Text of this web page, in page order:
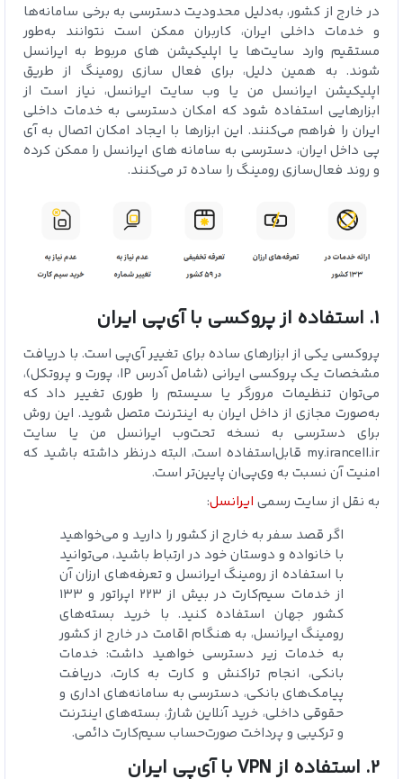
در خارج از کشور، به‌دلیل محدودیت دسترسی به برخی سامانه‌ها
و خدمات داخلی ایران، کاربران ممکن است نتوانند به‌طور
مستقیم وارد سایت‌ها یا اپلیکیشن‌ های مربوط به ایرانسل
شوند. به همین دلیل، برای فعال‌ سازی رومینگ از طریق
اپلیکیشن ایرانسل‌ من یا وب‌ سایت ایرانسل، نیاز است از
ابزارهایی استفاده شود که امکان دسترسی به خدمات داخلی
ایران را فراهم می‌کنند. این ابزارها با ایجاد امکان اتصال به آی‌
پی داخل ایران، دسترسی به سامانه‌ های ایرانسل را ممکن کرده
و روند فعال‌سازی رومینگ را ساده‌ تر می‌کنند.
1. استفاده از پروکسی با آی‌پی ایران
پروکسی یکی از ابزارهای ساده برای تغییر آی‌پی است. با دریافت
مشخصات یک پروکسی ایرانی (شامل آدرس IP، پورت و پروتکل)،
می‌توان تنظیمات مرورگر یا سیستم را طوری تغییر داد که
به‌صورت مجازی از داخل ایران به اینترنت متصل شوید. این روش
برای دسترسی به نسخه تحت‌وب ایرانسل من یا سایت
my.irancell.ir قابل‌استفاده است، البته درنظر داشته باشید که
امنیت آن نسبت به وی‌پی‌ان پایین‌تر است.
به نقل از سایت رسمی ایرانسل:
اگر قصد سفر به خارج از کشور را دارید و می‌خواهید
با خانواده و دوستان خود در ارتباط باشید، می‌توانید
با استفاده از رومینگ ایرانسل و تعرفه‌های ارزان آن
از خدمات سیم‌کارت در بیش از ۲۲۳ اپراتور و ۱۳۳
کشور جهان استفاده کنید. با خرید بسته‌های
رومینگ ایرانسل، به هنگام اقامت در خارج از کشور
به خدمات زیر دسترسی خواهید داشت: خدمات
بانکی، انجام تراکنش و کارت به کارت، دریافت
پیامک‌های بانکی، دسترسی به سامانه‌های اداری و
حقوقی داخلی، خرید آنلاین شارژ، بسته‌های اینترنت
و ترکیبی و پرداخت صورت‌حساب سیم‌کارت دائمی.
2. استفاده از VPN با آی‌پی ایران